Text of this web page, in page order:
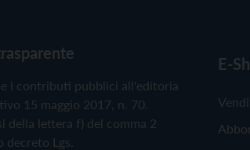
i contributi pubblici all'editoria
15 maggio 2017, n. 70.
della lettera f) del comma 2
decreto Lgs.
E-